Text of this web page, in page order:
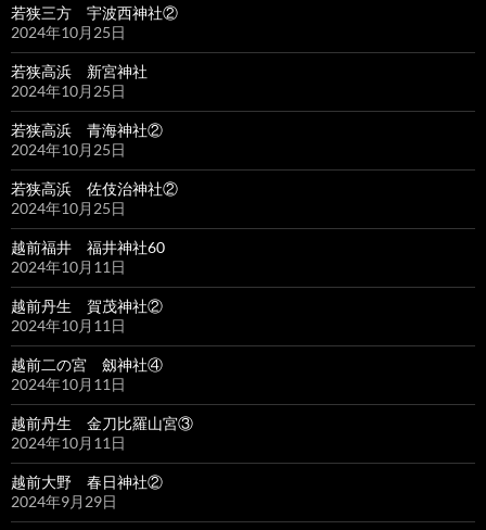
若狭三方 宇波西神社②
2024年10月25日
若狭高浜 新宮神社
2024年10月25日
若狭高浜 青海神社②
2024年10月25日
若狭高浜 佐伎治神社②
2024年10月25日
越前福井 福井神社60
2024年10月11日
越前丹生 賀茂神社②
2024年10月11日
越前二の宮 劔神社④
2024年10月11日
越前丹生 金刀比羅山宮③
2024年10月11日
越前大野 春日神社②
2024年9月29日